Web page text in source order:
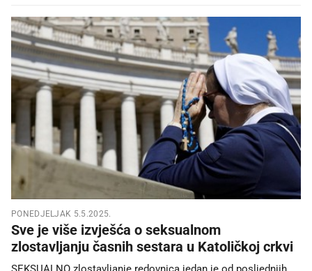
PONEDJELJAK 5.5.2025.
Sve je više izvješća o seksualnom
zlostavljanju časnih sestara u Katoličkoj crkvi